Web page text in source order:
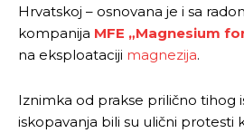
Ovim putem želimo da vam se
Objavi.ba
Ovim putem želimo da vam se
Objavi.ba
Hrvatskoj – osnovana je i sa
kompanija MFE „Magnesium
na eksploataciji magnezija.
Iznimka od prakse prilično tihog
iskopavanja bili su ulični protesti